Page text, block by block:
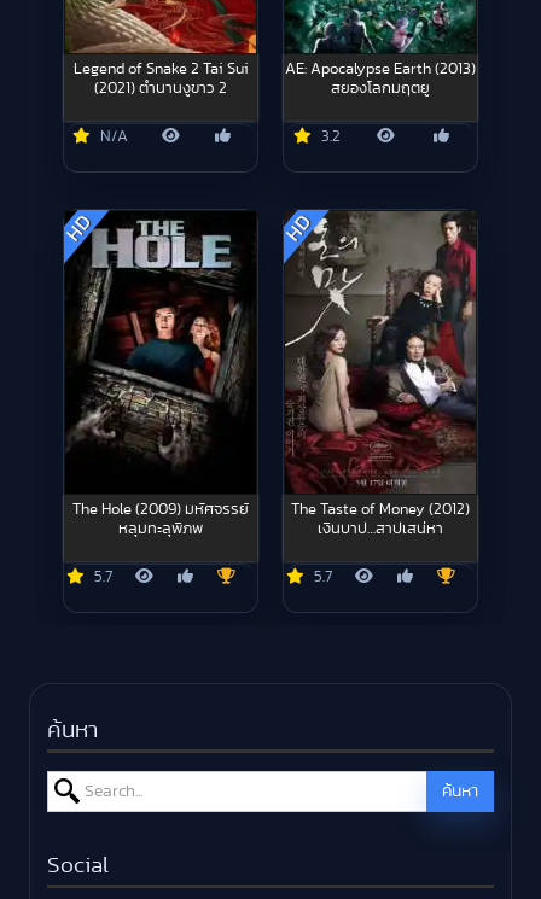
Legend of Snake 2 Tai Sui
(2021) ตำนานงูขาว 2
N/A
AE: Apocalypse Earth (2013)
สยองโลกมฤตยู
3.2
HD
The Hole (2009) มหัศจรรย์
หลุมทะลุพิภพ
5.7
HD
The Taste of Money (2012)
เงินบาป…สาปเสน่หา
5.7
ค้นหา
Search for: ค้นหา
Social